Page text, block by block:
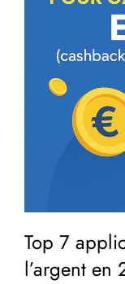
Top 7
l’argent en